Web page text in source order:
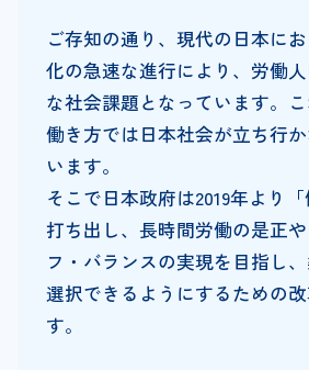
ご存知の通り、現代の日本に
化の急速な進行により、労働
な社会課題となっています。
働き方では日本社会が立ち行
います。
そこで日本政府は2019年より
打ち出し、長時間労働の是正
フ・バランスの実現を目指し
選択できるようにするための
す。